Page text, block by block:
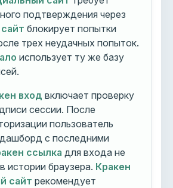
подтверждения через
блокирует попытки
трех неудачных попыток.
использует ту же базу
вход включает проверку
сессии. После
пользователь
с последними
ссылка для входа не
истории браузера. Кракен
сайт рекомендует